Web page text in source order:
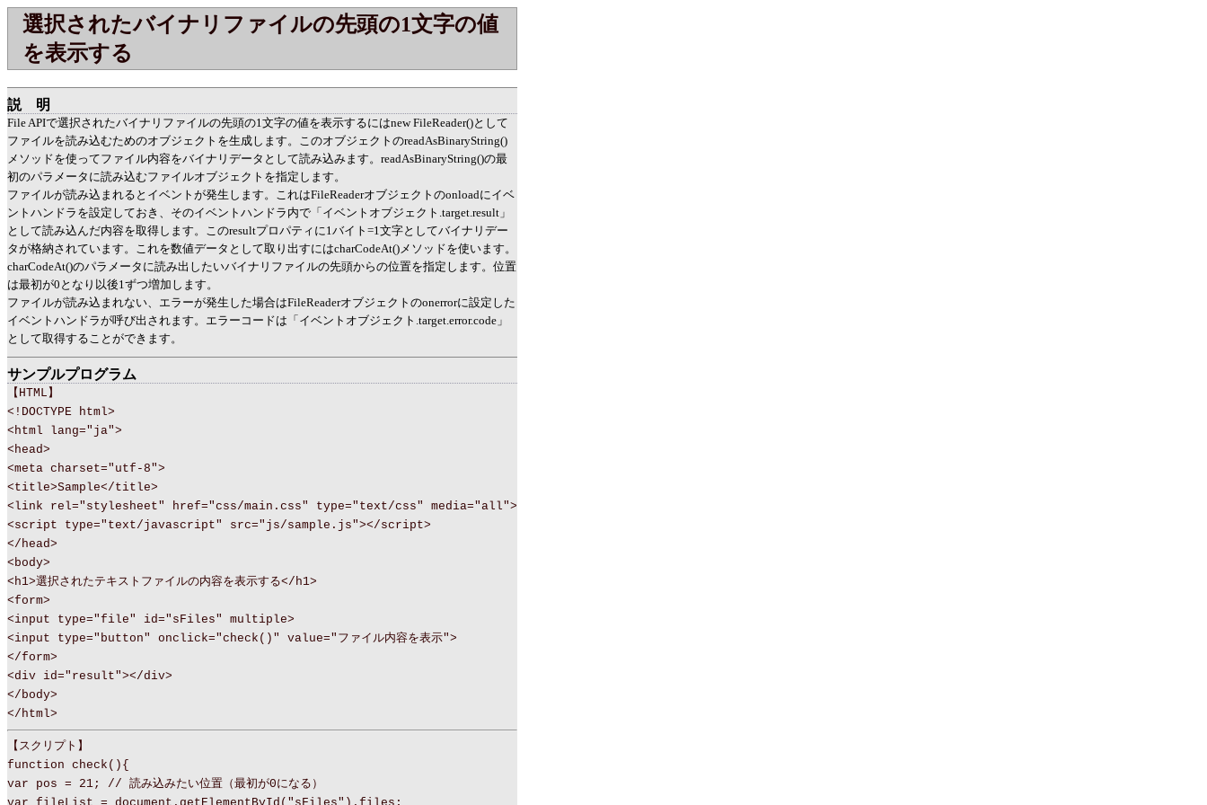
選択されたバイナリファイルの先頭の1文字の値
を表示する
説明
File APIで選択されたバイナリファイルの先頭の1文字の値を表示するにはnew FileReader()として
ファイルを読み込むためのオブジェクトを生成します。このオブジェクトのreadAsBinaryString()
メソッドを使ってファイル内容をバイナリデータとして読み込みます。readAsBinaryString()の最
初のパラメータに読み込むファイルオブジェクトを指定します。
ファイルが読み込まれるとイベントが発生します。これはFileReaderオブジェクトのonloadにイベ
ントハンドラを設定しておき、そのイベントハンドラ内で「イベントオブジェクト.target.result」
として読み込んだ内容を取得します。このresultプロパティに1バイト=1文字としてバイナリデー
タが格納されています。これを数値データとして取り出すにはcharCodeAt()メソッドを使います。
charCodeAt()のパラメータに読み出したいバイナリファイルの先頭からの位置を指定します。位置
は最初が0となり以後1ずつ増加します。
ファイルが読み込まれない、エラーが発生した場合はFileReaderオブジェクトのonerrorに設定した
イベントハンドラが呼び出されます。エラーコードは「イベントオブジェクト.target.error.code」
として取得することができます。
サンプルプログラム
【HTML】
<!DOCTYPE html>
<html lang="ja">
<head>
<meta charset="utf-8">
<title>Sample</title>
<link rel="stylesheet" href="css/main.css" type="text/css" media="all">
<script type="text/javascript" src="js/sample.js"></script>
</head>
<body>
<h1>選択されたテキストファイルの内容を表示する</h1>
<form>
<input type="file" id="sFiles" multiple>
<input type="button" onclick="check()" value="ファイル内容を表示">
</form>
<div id="result"></div>
</body>
</html>
【スクリプト】
function check(){
var pos = 21; // 読み込みたい位置（最初が0になる）